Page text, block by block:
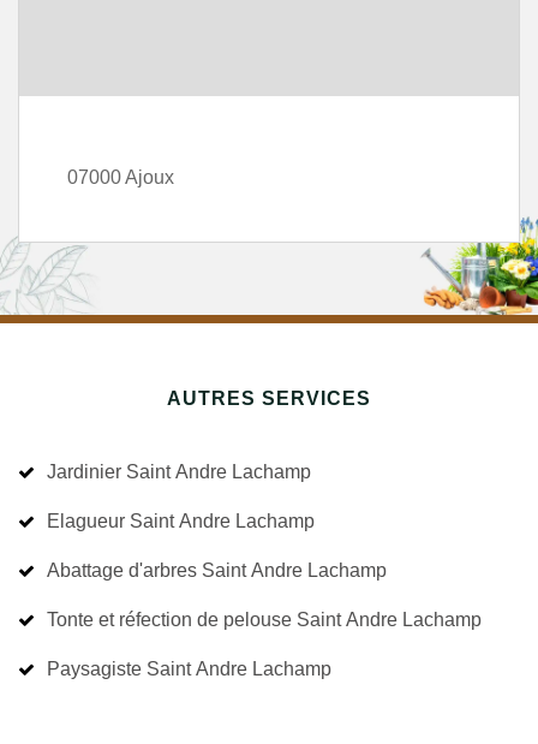
07000 Ajoux
AUTRES SERVICES
Jardinier Saint Andre Lachamp
Elagueur Saint Andre Lachamp
Abattage d'arbres Saint Andre Lachamp
Tonte et réfection de pelouse Saint Andre Lachamp
Paysagiste Saint Andre Lachamp